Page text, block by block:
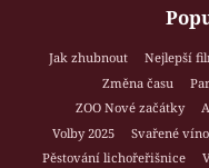
Jak zhubnout Nejlepší
Změna času
ZOO Nové začátky
Volby 2025
Svařené víno
Pěstování lichořeřišnice